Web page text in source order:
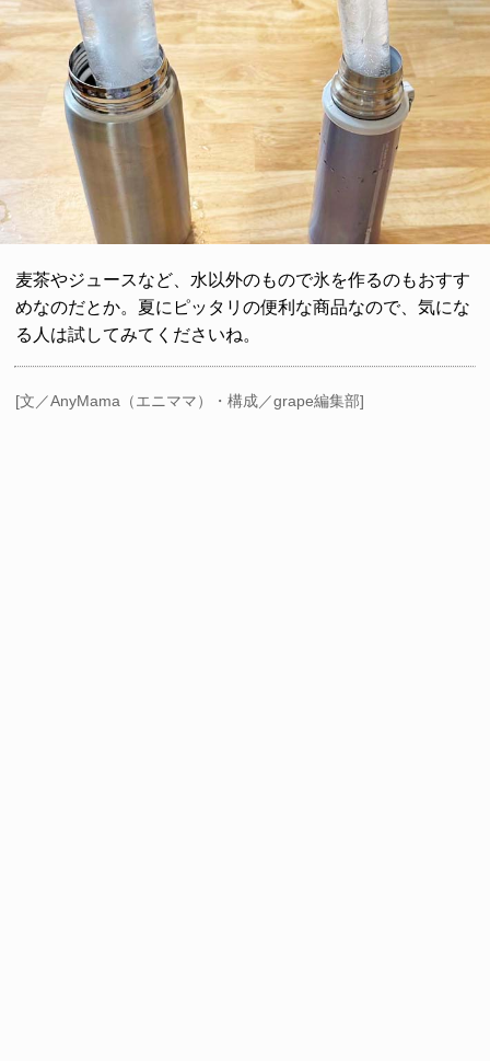
麦茶やジュースなど、水以外のもので氷を作るのもおすす
めなのだとか。夏にピッタリの便利な商品なので、気にな
る人は試してみてくださいね。
[文／AnyMama（エニママ）・構成／grape編集部]